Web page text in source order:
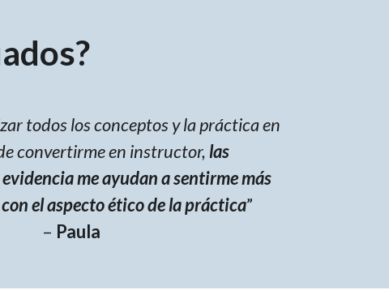
todos los conceptos y la práctica en
convertirme en instructor, las
me ayudan a sentirme más
el aspecto ético de la práctica”
– Paula